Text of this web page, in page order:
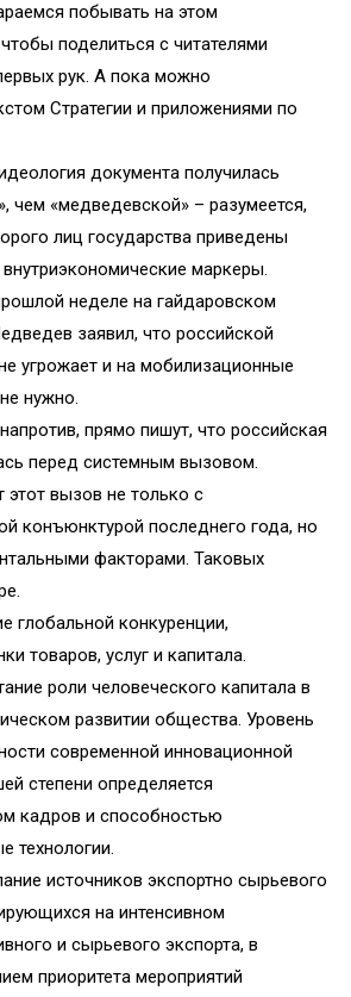
побывать на этом
поделиться с читателями
рук. А пока можно
Стратегии и приложениями по
документа получилась
чем «медведевской» – разумеется,
лиц государства приведены
маркеры.
неделе на гайдаровском
заявил, что российской
угрожает и на мобилизационные
нужно.
прямо пишут, что российская
перед системным вызовом.
вызов не только с
конъюнктурой последнего года, но
факторами. Таковых
глобальной конкуренции,
товаров, услуг и капитала.
роли человеческого капитала в
развитии общества. Уровень
современной инновационной
степени определяется
кадров и способностью
технологии.
источников экспортно сырьевого
на интенсивном
и сырьевого экспорта, в
приоритета мероприятий